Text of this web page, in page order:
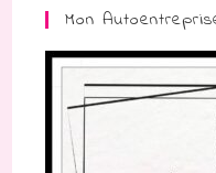
Mon